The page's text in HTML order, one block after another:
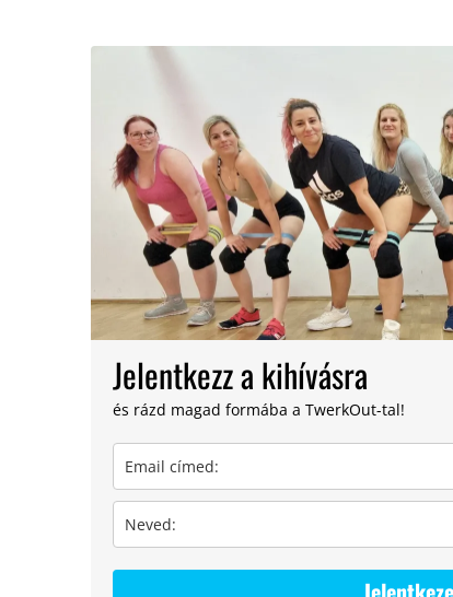
Jelentkezz a kihívásra
és rázd magad formába a TwerkOut-tal!